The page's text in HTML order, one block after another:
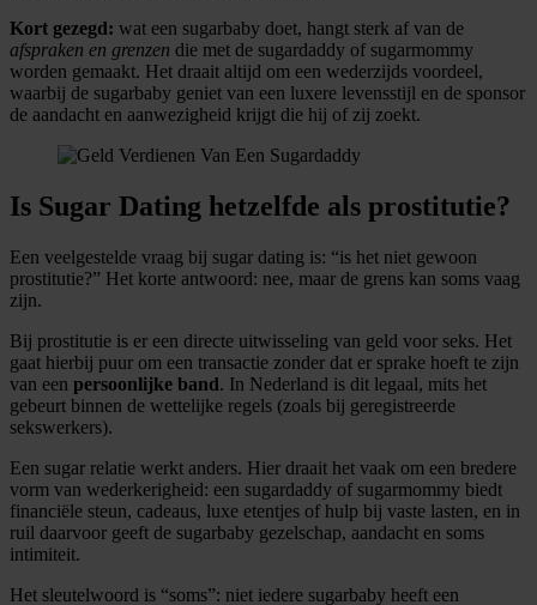
Kort gezegd: wat een sugarbaby doet, hangt sterk af van de
afspraken en grenzen die met de sugardaddy of sugarmommy
worden gemaakt. Het draait altijd om een wederzijds voordeel,
waarbij de sugarbaby geniet van een luxere levensstijl en de sponsor
de aandacht en aanwezigheid krijgt die hij of zij zoekt.
Is Sugar Dating hetzelfde als prostitutie?
Een veelgestelde vraag bij sugar dating is: “is het niet gewoon
prostitutie?” Het korte antwoord: nee, maar de grens kan soms vaag
zijn.
Bij prostitutie is er een directe uitwisseling van geld voor seks. Het
gaat hierbij puur om een transactie zonder dat er sprake hoeft te zijn
van een persoonlijke band. In Nederland is dit legaal, mits het
gebeurt binnen de wettelijke regels (zoals bij geregistreerde
sekswerkers).
Een sugar relatie werkt anders. Hier draait het vaak om een bredere
vorm van wederkerigheid: een sugardaddy of sugarmommy biedt
financiële steun, cadeaus, luxe etentjes of hulp bij vaste lasten, en in
ruil daarvoor geeft de sugarbaby gezelschap, aandacht en soms
intimiteit.
Het sleutelwoord is “soms”: niet iedere sugarbaby heeft een